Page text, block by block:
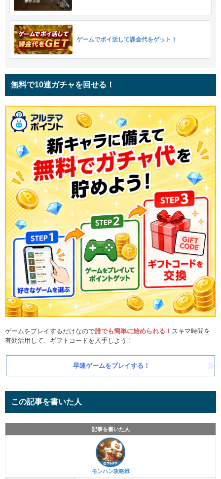
ゲームでポイ活して課金代をゲット！
無料で10連ガチャを回せる！
ゲームをプレイするだけなので誰でも簡単に始められる！ スキマ時間を
有効活用して、ギフトコードを入手しよう！
早速ゲームをプレイする！
この記事を書いた人
記事を書いた人
モンハン攻略班